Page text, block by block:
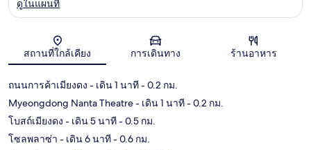
แผนที่
ดูในแผนที่
สถานที่ใกล้เคียง การเดินทาง ร้านอาหาร
ถนนการค้าเมียงดง - เดิน 1 นาที- 0.2 กม.
Myeongdong Nanta Theatre- เดิน 1 นาที- 0.2 กม.
โบสถ์เมียงดง - เดิน 5 นาที- 0.5 กม.
โซลพลาซ่า - เดิน 6 นาที- 0.6 กม.